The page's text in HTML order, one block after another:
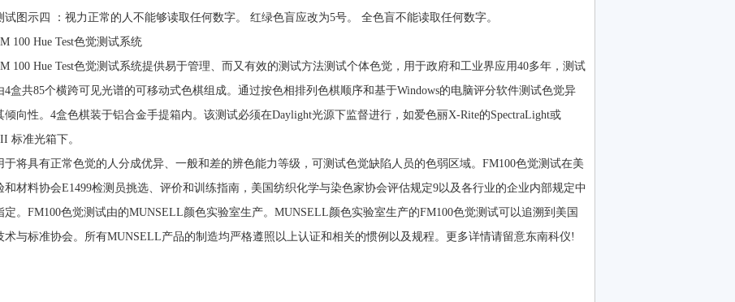
试图示四 ：视力正常的人不能够读取任何数字。 红绿色盲应改为5号。 全色盲不能读取任何数字。
100 Hue Test色觉测试系统
100 Hue Test色觉测试系统提供易于管理、而又有效的测试方法测试个体色觉，用于政府和工业界应用40多年，测试
4盒共85个横跨可见光谱的可移动式色棋组成。通过按色相排列色棋顺序和基于Windows的电脑评分软件测试色觉异
倾向性。4盒色棋装于铝合金手提箱内。该测试必须在Daylight光源下监督进行，如爱色丽X-Rite的SpectraLight或
标准光箱下。
于将具有正常色觉的人分成优异、一般和差的辨色能力等级，可测试色觉缺陷人员的色弱区域。FM100色觉测试在美
和材料协会E1499检测员挑选、评价和训练指南，美国纺织化学与染色家协会评估规定9以及各行业的企业内部规定中
定。FM100色觉测试由的MUNSELL颜色实验室生产。MUNSELL颜色实验室生产的FM100色觉测试可以追溯到美国
术与标准协会。所有MUNSELL产品的制造均严格遵照以上认证和相关的惯例以及规程。更多详情请留意东南科仪!